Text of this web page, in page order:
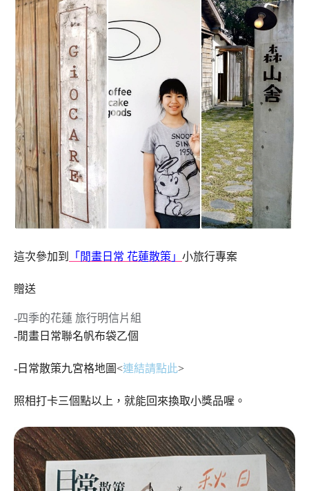
這次參加到 「閒畫日常 花蓮散策」 小旅行專案
贈送
-四季的花蓮 旅行明信片組
-閒畫日常聯名帆布袋乙個
-日常散策九宮格地圖<連結請點此>
照相打卡三個點以上，就能回來換取小獎品喔。